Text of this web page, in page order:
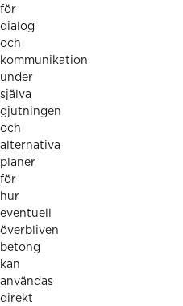
för
dialog
och
kommunikation
under
själva
gjutningen
och
alternativa
planer
för
hur
eventuell
överbliven
betong
kan
användas
direkt